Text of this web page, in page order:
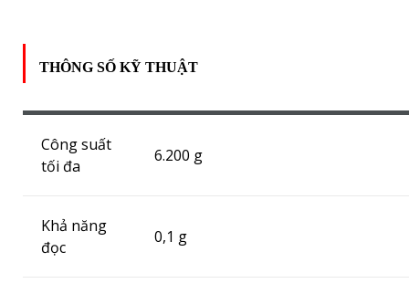
THÔNG SỐ KỸ THUẬT
Công suất
tối đa
6.200 g
Khả năng
đọc
0,1 g